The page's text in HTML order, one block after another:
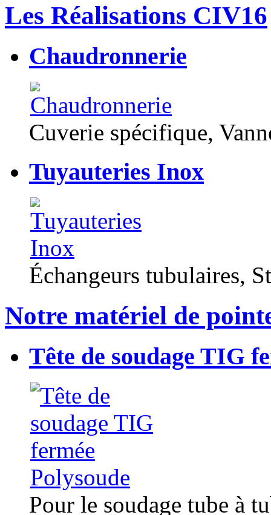
Les Réalisations CIV16
Chaudronnerie
Cuverie spécifique,
Tuyauteries Inox
Échangeurs tubulaires,
Notre matériel de
Tête de soudage TIG
Pour le soudage tube à